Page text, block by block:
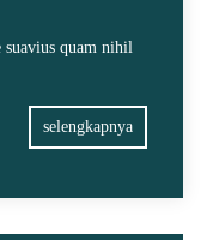
suavius quam nihil
selengkapnya